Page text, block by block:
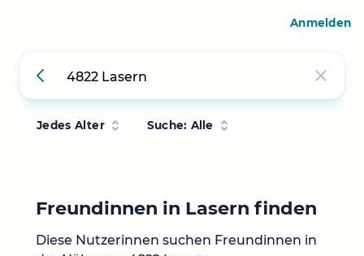
Jedes Alter Suche: Alle
Freundinnen in Lasern finden
Diese Nutzerinnen suchen Freundinnen in
Anmelden